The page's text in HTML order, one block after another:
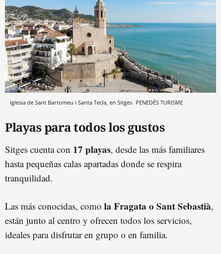
Iglesia de Sant Bartomeu i Santa Tecla, en Sitges PENEDÈS TURISME
Playas para todos los gustos
Sitges cuenta con 17 playas, desde las más familiares
hasta pequeñas calas apartadas donde se respira
tranquilidad.
Las más conocidas, como la Fragata o Sant Sebastià,
están junto al centro y ofrecen todos los servicios,
ideales para disfrutar en grupo o en familia.